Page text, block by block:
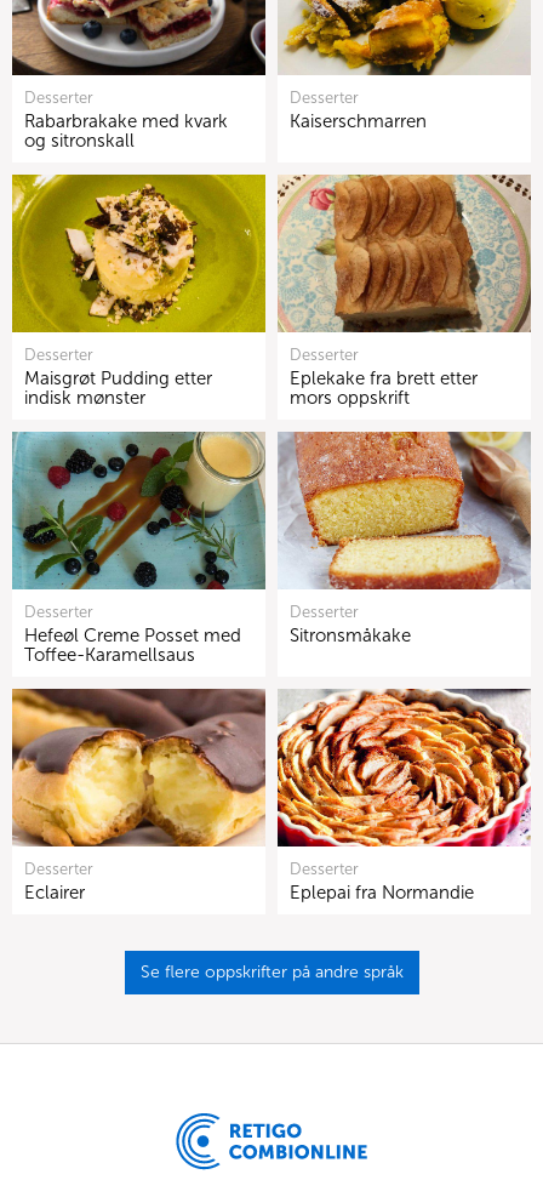
Desserter
Rabarbrakake med kvark
og sitronskall
Desserter
Kaiserschmarren
Desserter
Maisgrøt Pudding etter
indisk mønster
Desserter
Eplekake fra brett etter
mors oppskrift
Desserter
Hefeøl Creme Posset med
Toffee-Karamellsaus
Desserter
Sitronsmåkake
Desserter
Eclairer
Desserter
Eplepai fra Normandie
Se flere oppskrifter på andre språk